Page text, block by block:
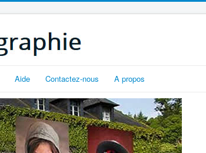
Aide Contactez-nous A propos